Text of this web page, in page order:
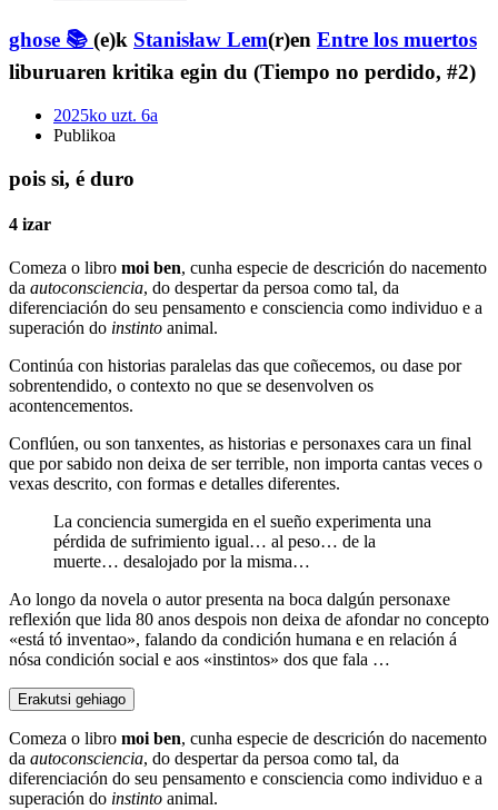
ghose 📚 (e)k Stanisław Lem(r)en Entre los muertos
liburuaren kritika egin du (Tiempo no perdido, #2)
2025ko uzt. 6a
Publikoa
pois si, é duro
4 izar
Comeza o libro moi ben, cunha especie de descrición do nacemento
da autoconsciencia, do despertar da persoa como tal, da
diferenciación do seu pensamento e consciencia como individuo e a
superación do instinto animal.
Continúa con historias paralelas das que coñecemos, ou dase por
sobrentendido, o contexto no que se desenvolven os
acontencementos.
Conflúen, ou son tanxentes, as historias e personaxes cara un final
que por sabido non deixa de ser terrible, non importa cantas veces o
vexas descrito, con formas e detalles diferentes.
La conciencia sumergida en el sueño experimenta una
pérdida de sufrimiento igual… al peso… de la
muerte… desalojado por la misma…
Ao longo da novela o autor presenta na boca dalgún personaxe
reflexión que lida 80 anos despois non deixa de afondar no concepto
«está tó inventao», falando da condición humana e en relación á
nósa condición social e aos «instintos» dos que fala …
Erakutsi gehiago
Comeza o libro moi ben, cunha especie de descrición do nacemento
da autoconsciencia, do despertar da persoa como tal, da
diferenciación do seu pensamento e consciencia como individuo e a
superación do instinto animal.